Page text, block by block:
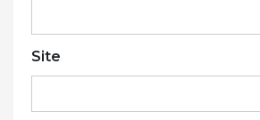
Site